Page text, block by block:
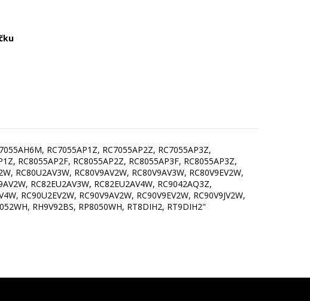
RC7055AP1Z, RC7055AP2Z, RC7055AP3Z,
RC8055AP2F, RC8055AP2Z, RC8055AP3F, RC8055AP3Z,
RC80U2AV3W, RC80V9AV2W, RC80V9AV3W, RC80V9EV2W,
RC82EU2AV3W, RC82EU2AV4W, RC9042AQ3Z,
RC90U2EV2W, RC90V9AV2W, RC90V9EV2W, RC90V9JV2W,
RH9V92BS, RP8050WH, RT8DIH2, RT9DIH2"